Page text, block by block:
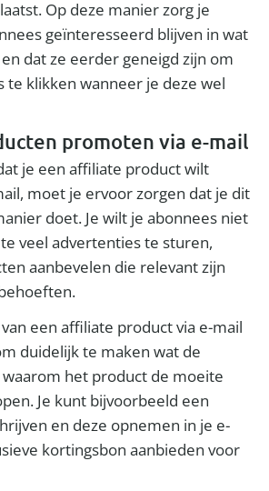
Op deze manier zorg je
geïnteresseerd blijven in wat
dat ze eerder geneigd zijn om
te klikken wanneer je deze wel
promoten via e-mail
je een affiliate product wilt
moet je ervoor zorgen dat je dit
doet. Je wilt je abonnees niet
veel advertenties te sturen,
aanbevelen die relevant zijn
een affiliate product via e-mail
duidelijk te maken wat de
het product de moeite
Je kunt bijvoorbeeld een
en deze opnemen in je e-
kortingsbon aanbieden voor